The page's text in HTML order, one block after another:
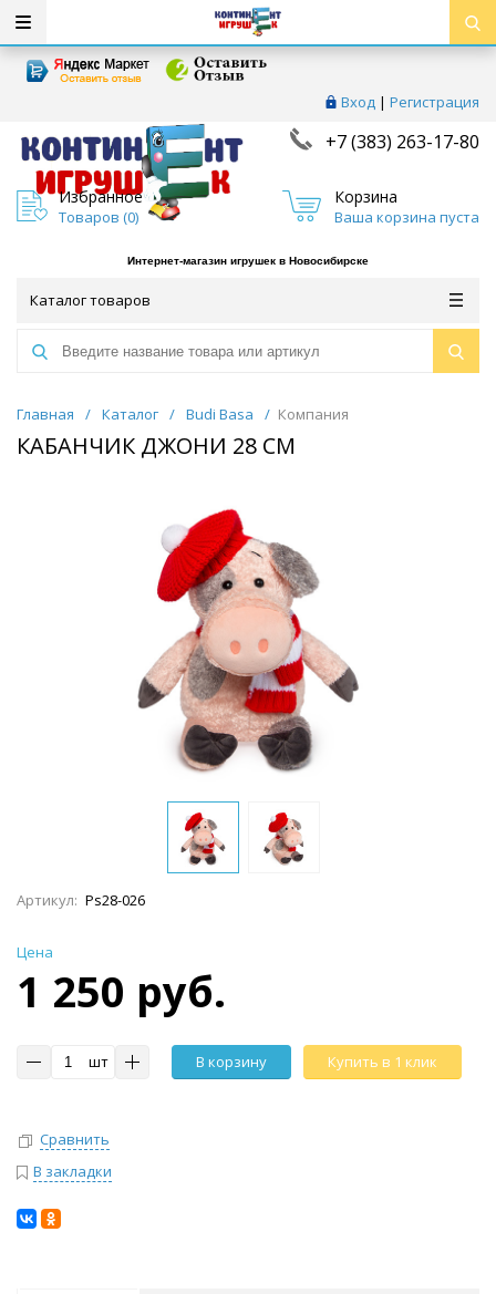
Вход | Регистрация
+7 (383) 263-17-80
Избранное
Товаров (0)
Корзина
Ваша корзина пуста
Интернет-магазин игрушек в Новосибирске
Каталог товаров
Главная / Каталог / Budi Basa / Компания
КАБАНЧИК ДЖОНИ 28 СМ
Артикул: Ps28-026
Цена
1 250 руб.
шт В корзину Купить в 1 клик
Сравнить
В закладки